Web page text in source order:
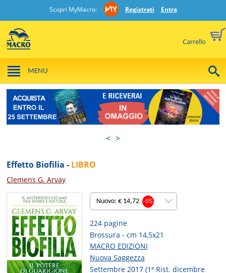
Scopri MyMacro: Registrati Entra
Carrello
MENU
< >
Effetto Biofilia - LIBRO
Clemens G. Arvay
Nuovo: € 14,72-5%
224 pagine
Brossura - cm 14,5x21
MACRO EDIZIONI
Nuova Saggezza
Settembre 2017 (1ª Rist. dicembre